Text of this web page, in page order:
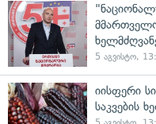
5 აგვისტო,
იისფერი
საკვების